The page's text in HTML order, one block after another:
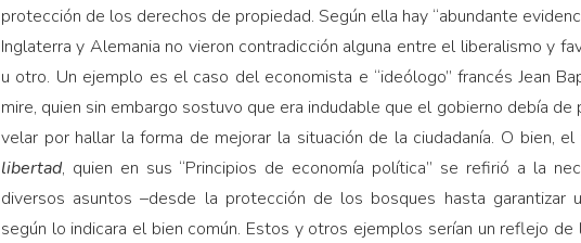
protección de los derechos de propiedad. Según ella hay “abundante
Inglaterra y Alemania no vieron contradicción alguna entre el liberalismo y
u otro. Un ejemplo es el caso del economista e “ideólogo” francés Jean
mire, quien sin embargo sostuvo que era indudable que el gobierno debía
velar por hallar la forma de mejorar la situación de la ciudadanía. O bien,
libertad, quien en sus “Principios de economía política” se refirió a la
diversos asuntos –desde la protección de los bosques hasta garantizar
según lo indicara el bien común. Estos y otros ejemplos serían un reflejo